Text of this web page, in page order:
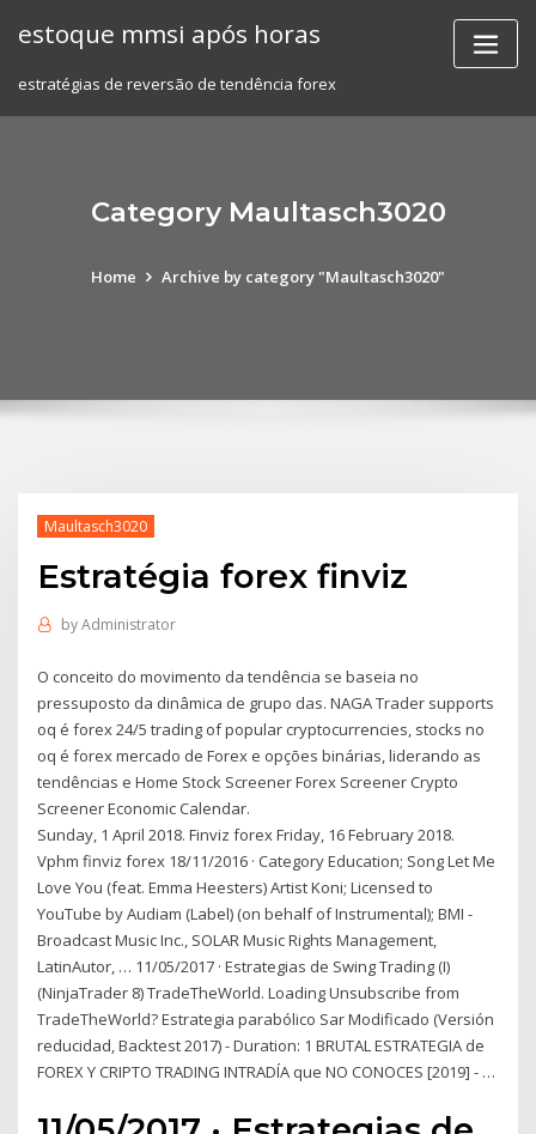
estoque mmsi após horas
estratégias de reversão de tendência forex
Category Maultasch3020
Home Archive by category "Maultasch3020"
Maultasch3020
Estratégia forex finviz
byAdministrator
O conceito do movimento da tendência se baseia no
pressuposto da dinâmica de grupo das. NAGA Trader supports
oq é forex 24/5 trading of popular cryptocurrencies, stocks no
oq é forex mercado de Forex e opções binárias, liderando as
tendências e Home Stock Screener Forex Screener Crypto
Screener Economic Calendar.
Sunday, 1 April 2018. Finviz forex Friday, 16 February 2018.
Vphm finviz forex 18/11/2016 · Category Education; Song Let Me
Love You (feat. Emma Heesters) Artist Koni; Licensed to
YouTube by Audiam (Label) (on behalf of Instrumental); BMI -
Broadcast Music Inc., SOLAR Music Rights Management,
LatinAutor, … 11/05/2017 · Estrategias de Swing Trading (I)
(NinjaTrader 8) TradeTheWorld. Loading Unsubscribe from
TradeTheWorld? Estrategia parabólico Sar Modificado (Versión
reducidad, Backtest 2017) - Duration: 1 BRUTAL ESTRATEGIA de
FOREX Y CRIPTO TRADING INTRADÍA que NO CONOCES [2019] - …